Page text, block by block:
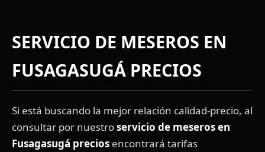
SERVICIO DE MESEROS EN
FUSAGASUGÁ PRECIOS
Si está buscando la mejor relación calidad-precio, al
consultar por nuestroservicio de meseros en
Fusagasugá precios encontrará tarifas